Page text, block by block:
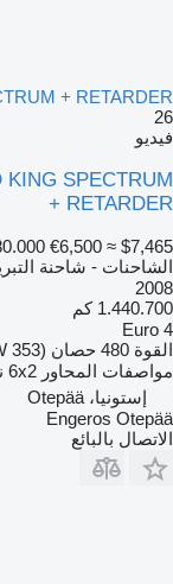
+ RETARDER
26
فيديو
KING SPECTRUM
+ RETARDER
€6,500 ≈ $7,465
الشاحنات - شاحنة
2008
1.440.700 كم
Euro 4
القوة 480 حصان (353 kW)
مواصفات المحاور 6x2
إستونيا، Otepää
Engeros Otepää
الاتصال بالبائع